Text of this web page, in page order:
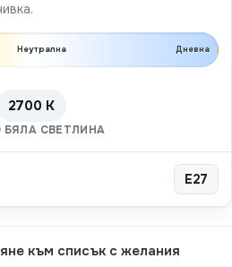
Неутрална Дневна
2700 K
БЯЛА СВЕТЛИНА
E27
към списък с желания